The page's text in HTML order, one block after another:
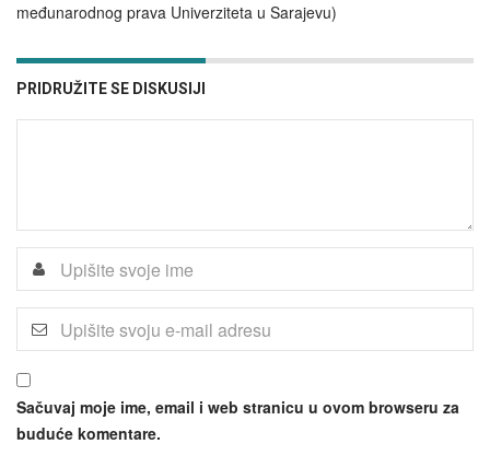
međunarodnog prava Univerziteta u Sarajevu)
PRIDRUŽITE SE DISKUSIJI
Sačuvaj moje ime, email i web stranicu u ovom browseru za
buduće komentare.